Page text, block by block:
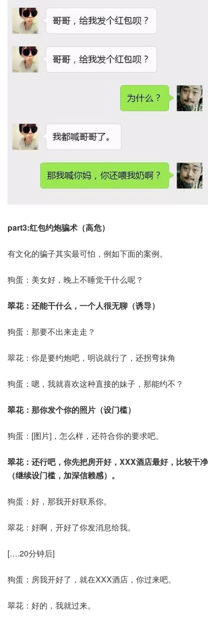
part3:红包约炮骗术（高危）
有文化的骗子其实最可怕，例如下面的案例。
狗蛋：美女好，晚上不睡觉干什么呢？
翠花：还能干什么，一个人很无聊（诱导）
狗蛋：那要不出来走走？
翠花：你是要约炮吧，明说就行了，还拐弯抹角
狗蛋：嗯，我就喜欢这种直接的妹子，那能约不？
翠花：那你发个你的照片（设门槛）
狗蛋：[图片]，怎么样，还符合你的要求吧。
翠花：还行吧，你先把房开好，XXX酒店最好，比较干净
（继续设门槛，加深信赖感）。
狗蛋：好，那我开好联系你。
翠花：好啊，开好了你发消息给我。
[….20分钟后]
狗蛋：房我开好了，就在XXX酒店，你过来吧。
翠花：好的，我就过来。